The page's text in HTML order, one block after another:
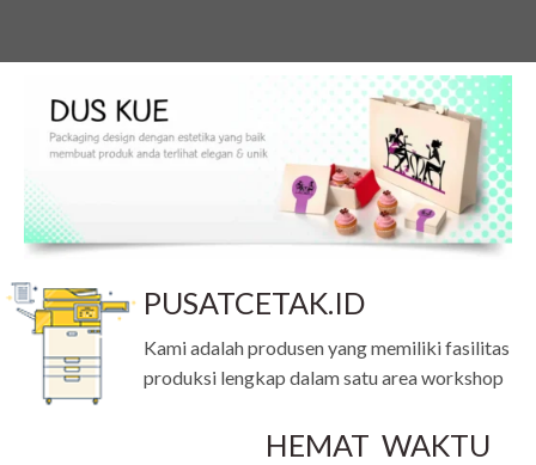
PUSATCETAK.ID
Kami adalah produsen yang memiliki fasilitas
produksi lengkap dalam satu area workshop
HEMAT WAKTU